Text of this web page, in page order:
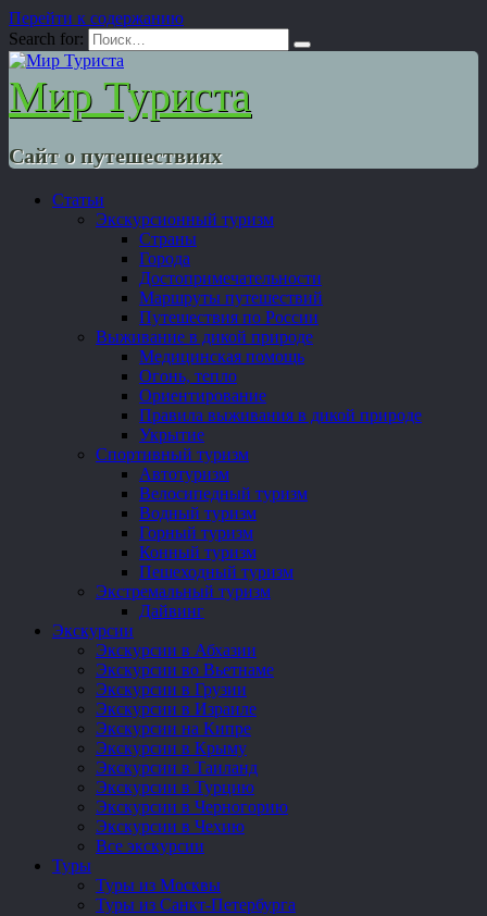
Перейти к содержанию
Search for:
Мир Туриста
Сайт о путешествиях
Статьи
Экскурсионный туризм
Страны
Города
Достопримечательности
Маршруты путешествий
Путешествия по России
Выживание в дикой природе
Медицинская помощь
Огонь, тепло
Ориентирование
Правила выживания в дикой природе
Укрытие
Спортивный туризм
Автотуризм
Велосипедный туризм
Водный туризм
Горный туризм
Конный туризм
Пешеходный туризм
Экстремальный туризм
Дайвинг
Экскурсии
Экскурсии в Абхазии
Экскурсии во Вьетнаме
Экскурсии в Грузии
Экскурсии в Израиле
Экскурсии на Кипре
Экскурсии в Крыму
Экскурсии в Таиланд
Экскурсии в Турцию
Экскурсии в Черногорию
Экскурсии в Чехию
Все экскурсии
Туры
Туры из Москвы
Туры из Санкт-Петербурга